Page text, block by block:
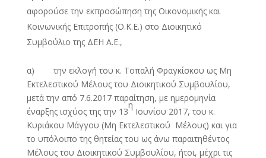
αφορούσε την εκπροσώπηση της Οικονομικής και
Κοινωνικής Επιτροπής (Ο.Κ.Ε.) στο Διοικητικό
Συμβούλιο της ΔΕΗ Α.Ε.,
α) την εκλογή του κ. Τοπαλή Φραγκίσκου ως Μη
Εκτελεστικού Μέλους του Διοικητικού Συμβουλίου,
μετά την από 7.6.2017 παραίτηση, με ημερομηνία
έναρξης ισχύος της την 13
η
Ιουνίου 2017, του κ.
Κυριάκου Μάγγου (Μη Εκτελεστικού Μέλους) και για
το υπόλοιπο της θητείας του ως άνω παραιτηθέντος
Μέλους του Διοικητικού Συμβουλίου, ήτοι, μέχρι τις